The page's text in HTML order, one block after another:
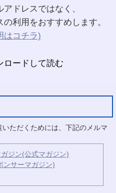
ドレスではなく、
利用をおすすめします。
はコチラ)
ただくためには、下記のメルマ
ジン(公式マガジン)
ンサーマガジン)